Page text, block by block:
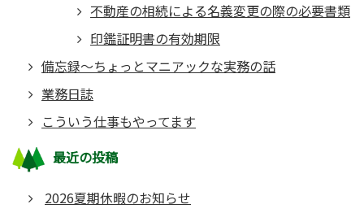
不動産の相続による名義変更の際の必要書類
印鑑証明書の有効期限
備忘録～ちょっとマニアックな実務の話
業務日誌
こういう仕事もやってます
最近の投稿
2026夏期休暇のお知らせ